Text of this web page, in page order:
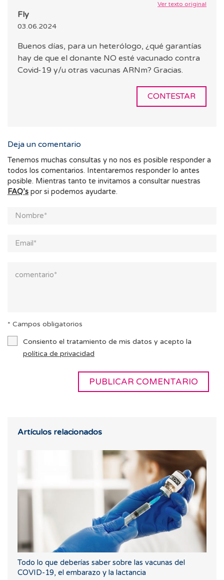
Ver texto original
Fly
03.06.2024
Buenos días, para un heterólogo, ¿qué garantías
hay de que el donante NO esté vacunado contra
Covid-19 y/u otras vacunas ARNm? Gracias.
CONTESTAR
Deja un comentario
Tenemos muchas consultas y no nos es posible responder a
todos los comentarios. Intentaremos responder lo antes
posible. Mientras tanto te invitamos a consultar nuestras
FAQ’s por si podemos ayudarte.
* Campos obligatorios
Consiento el tratamiento de mis datos y acepto la
política de privacidad
Artículos relacionados
Todo lo que deberías saber sobre las vacunas del
COVID-19, el embarazo y la lactancia